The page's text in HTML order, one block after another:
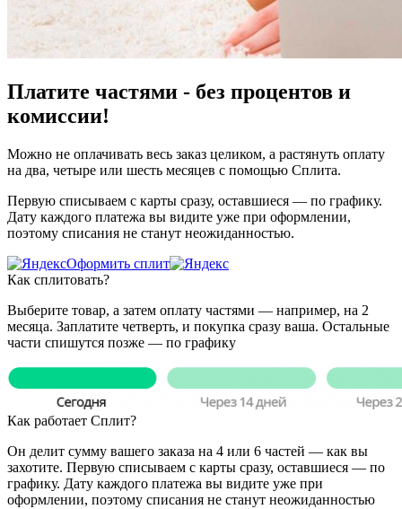
Платите частями - без процентов и
комиссии!
Можно не оплачивать весь заказ целиком, а растянуть оплату
на два, четыре или шесть месяцев с помощью Сплита.
Первую списываем с карты сразу, оставшиеся — по графику.
Дату каждого платежа вы видите уже при оформлении,
поэтому списания не станут неожиданностью.
Оформить сплит
Как сплитовать?
Выберите товар, а затем оплату частями — например, на 2
месяца. Заплатите четверть, и покупка сразу ваша. Остальные
части спишутся позже — по графику
Как работает Сплит?
Он делит сумму вашего заказа на 4 или 6 частей — как вы
захотите. Первую списываем с карты сразу, оставшиеся — по
графику. Дату каждого платежа вы видите уже при
оформлении, поэтому списания не станут неожиданностью